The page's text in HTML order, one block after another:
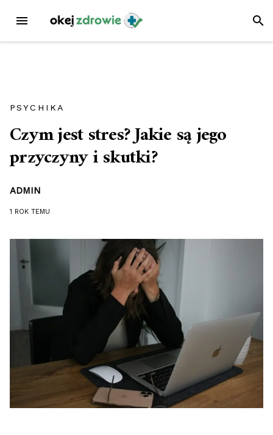
treści
MENU
PSYCHIKA
Czym jest stres? Jakie są jego
przyczyny i skutki?
ADMIN
1 ROK TEMU